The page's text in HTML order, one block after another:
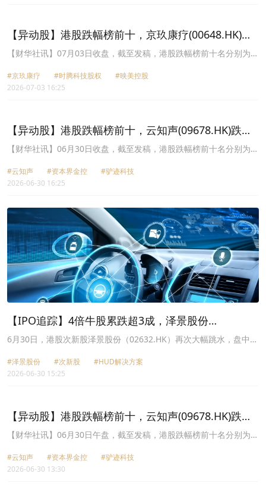
+27.85%、信基沙溪(03603.HK)涨幅+25.58%。
【异动股】港股跌幅榜前十，京玖康疗(00648.HK)跌
59.44%，时腾科技股权(08569.HK)跌41.18%
【财华社讯】07月03日收盘，截至发稿，港股跌幅榜前十名分别为京
41.18%、映美控股(02028.HK)跌幅24.46%、云迹(02670.HK)跌幅
23.52%、渝太地产(00075.HK)跌幅20.63%、正业国际(03363.HK)跌
技集团(08446.HK)跌幅16.67%。
#京玖康疗 #时腾科技股权
#映美控股
2026-07-03 16:25
【异动股】港股跌幅榜前十，云知声(09678.HK)跌
41.19%，资本界金控(00204.HK)跌37.06%
【财华社讯】06月30日收盘，截至发稿，港股跌幅榜前十名分别为云
驴迹科技(01745.HK)跌幅30.51%、泽景股份(02632.HK)跌幅
27.02%、中国基础能源(08117.HK)跌幅24.07%、倩碧控股
团股权(02970.HK)跌幅23.00%、佰泽医疗(02609.HK)跌幅22.22%、
佰金生命科学(01466.HK)跌幅19.23%。
#云知声 #资本界金控
#驴迹科技
2026-06-30 16:25
【IPO追踪】4倍牛股累跌超3成，泽景股份
（02632.HK）估值泡沫破灭？
6月30日，港股次新股泽景股份（02632.HK）再次大幅跳水，盘中最
斩”；截至发稿，跌幅有所收窄，为17.44%，报90.9港元/股。
#泽景股份 #次新股
#HUD解决方案
2026-06-30 15:25
【异动股】港股跌幅榜前十，云知声(09678.HK)跌
41.89%，资本界金控(00204.HK)跌36.36%
【财华社讯】06月30日午盘，截至发稿，港股跌幅榜前十名分别为云
驴迹科技(01745.HK)跌幅25.42%、义合控股(01662.HK)跌幅
24.39%、数科集团股权(02970.HK)跌幅22.33%、佰泽医疗
#云知声 #资本界金控
#驴迹科技
2026-06-30 13:30